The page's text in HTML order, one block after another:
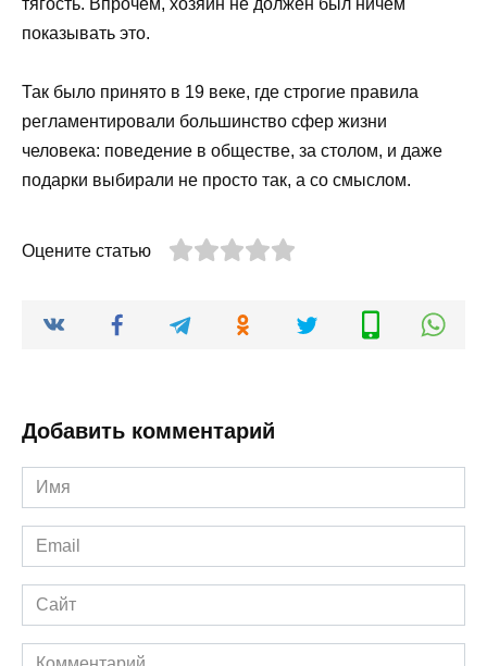
показывать это.
Так было принято в 19 веке, где строгие правила
регламентировали большинство сфер жизни
человека: поведение в обществе, за столом, и даже
подарки выбирали не просто так, а со смыслом.
Оцените статью
Добавить комментарий
Имя
*
Email
*
Сайт
Комментарий